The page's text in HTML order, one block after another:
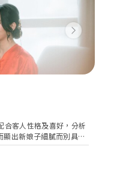
Next
合客人性格及喜好，分析
出新娘子細膩而別具清